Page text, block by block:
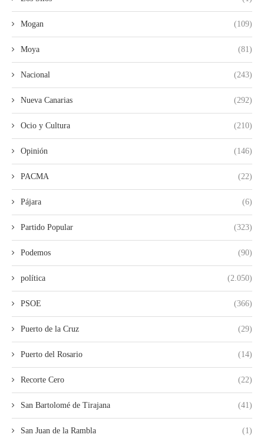
Mogan (109)
Moya (81)
Nacional (243)
Nueva Canarias (292)
Ocio y Cultura (210)
Opinión (146)
PACMA (22)
Pájara (6)
Partido Popular (323)
Podemos (90)
política (2.050)
PSOE (366)
Puerto de la Cruz (29)
Puerto del Rosario (14)
Recorte Cero (22)
San Bartolomé de Tirajana (41)
San Juan de la Rambla (1)